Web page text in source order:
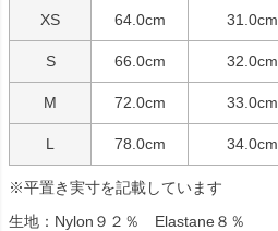
XS 64.0cm 31.0cm
S 66.0cm 32.0cm
M 72.0cm 33.0cm
L 78.0cm 34.0cm
※平置き実寸を記載しています
生地：Nylon９２％ Elastane８％